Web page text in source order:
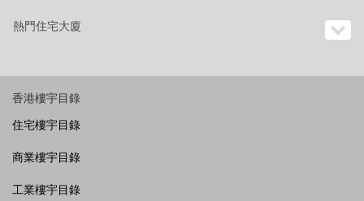
熱門住宅大廈
香港樓宇目錄
住宅樓宇目錄
商業樓宇目錄
工業樓宇目錄